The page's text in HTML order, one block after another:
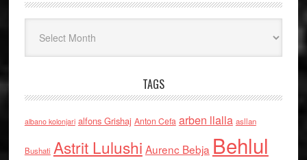
TAGS
albano kolonjari alfons Grishaj Anton Cefa arben llalla asllan
Bushati Astrit Lulushi Aurenc Bebja Behlul